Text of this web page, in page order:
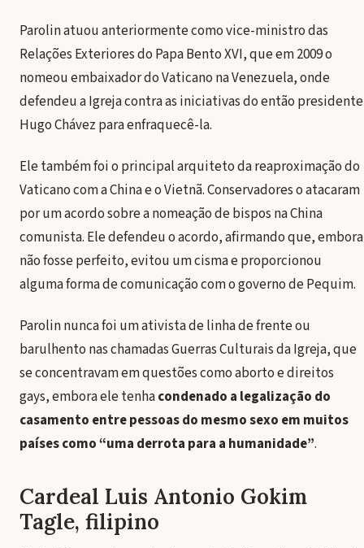
Parolin atuou anteriormente como vice-ministro das
Relações Exteriores do Papa Bento XVI, que em 2009 o
nomeou embaixador do Vaticano na Venezuela, onde
defendeu a Igreja contra as iniciativas do então presidente
Hugo Chávez para enfraquecê-la.
Ele também foi o principal arquiteto da reaproximação do
Vaticano com a China e o Vietnã. Conservadores o atacaram
por um acordo sobre a nomeação de bispos na China
comunista. Ele defendeu o acordo, afirmando que, embora
não fosse perfeito, evitou um cisma e proporcionou
alguma forma de comunicação com o governo de Pequim.
Parolin nunca foi um ativista de linha de frente ou
barulhento nas chamadas Guerras Culturais da Igreja, que
se concentravam em questões como aborto e direitos
gays, embora ele tenhacondenado a legalização do
casamento entre pessoas do mesmo sexo em muitos
países como “uma derrota para a humanidade”.
Cardeal Luis Antonio Gokim
Tagle, filipino